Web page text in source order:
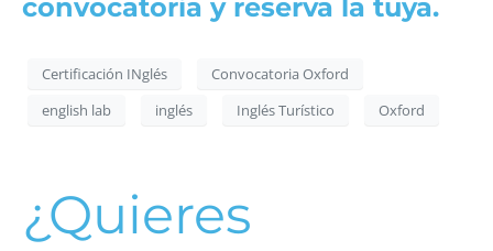
convocatoria y reserva la tuya.
Certificación INglés
Convocatoria Oxford
english lab
inglés Inglés Turístico Oxford
¿Quieres